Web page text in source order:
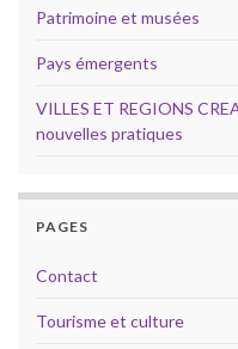
Patrimoine et musées
Pays émergents
VILLES ET REGIONS
nouvelles pratiques
PAGES
Contact
Tourisme et culture